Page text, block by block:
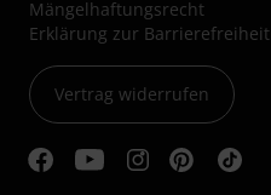
Mängelhaftungsrecht
Erklärung zur Barrierefreiheit
Vertrag widerrufen